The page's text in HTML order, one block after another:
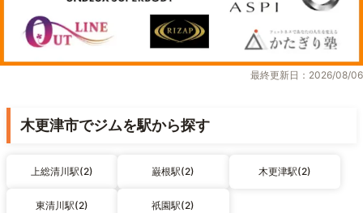
最終更新日：2026/08/06
木更津市でジムを駅から探す
上総清川駅(2) 巌根駅(2) 木更津駅(2)
東清川駅(2) 祇園駅(2)